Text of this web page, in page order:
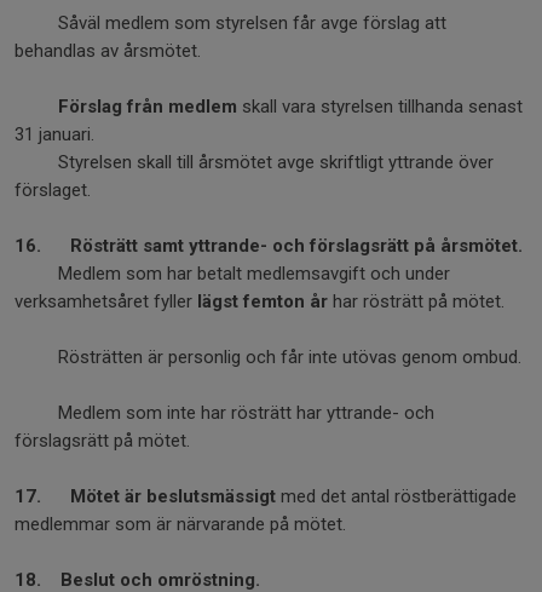
Såväl medlem som styrelsen får avge förslag att
behandlas av årsmötet.
Förslag från medlem skall vara styrelsen tillhanda senast
31 januari.
Styrelsen skall till årsmötet avge skriftligt yttrande över
förslaget.
16. Rösträtt samt yttrande- och förslagsrätt på årsmötet.
Medlem som har betalt medlemsavgift och under
verksamhetsåret fyller lägst femton år har rösträtt på mötet.
Rösträtten är personlig och får inte utövas genom ombud.
Medlem som inte har rösträtt har yttrande- och
förslagsrätt på mötet.
17. Mötet är beslutsmässigt med det antal röstberättigade
medlemmar som är närvarande på mötet.
18. Beslut och omröstning.